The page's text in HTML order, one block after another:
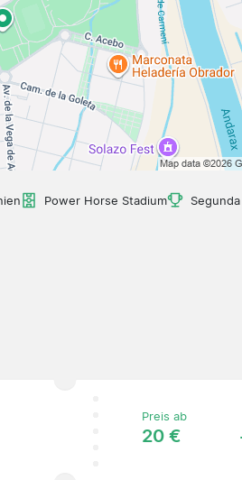
Power Horse Stadium
Preis ab
20 €